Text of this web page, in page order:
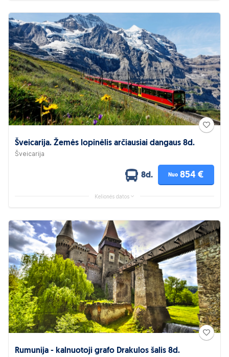
Šveicarija. Žemės lopinėlis arčiausiai dangaus 8d.
Šveicarija
8d. Nuo 854 €
Kelionės datos
Rumunija - kalnuotoji grafo Drakulos šalis 8d.